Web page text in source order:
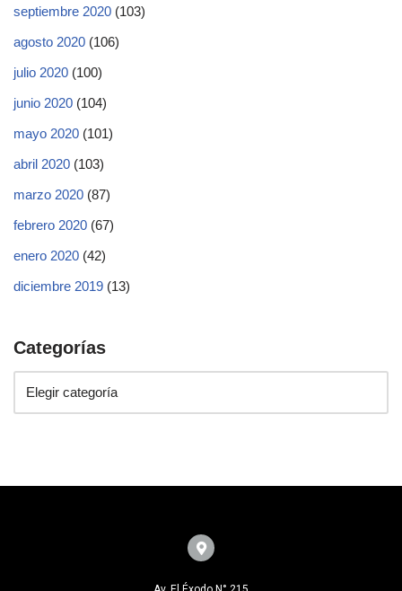
septiembre 2020 (103)
agosto 2020 (106)
julio 2020 (100)
junio 2020 (104)
mayo 2020 (101)
abril 2020 (103)
marzo 2020 (87)
febrero 2020 (67)
enero 2020 (42)
diciembre 2019 (13)
Categorías